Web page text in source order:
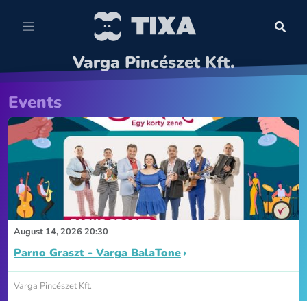
Varga Pincészet Kft.
Events
August 14, 2026 20:30
Parno Graszt - Varga BalaTone
Varga Pincészet Kft.